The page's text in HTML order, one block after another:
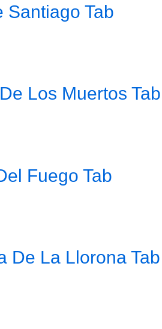
Santiago Tab
Los Muertos Tab
Fuego Tab
De La Llorona Tab